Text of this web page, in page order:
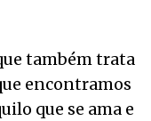
também trata
encontramos
que se ama e